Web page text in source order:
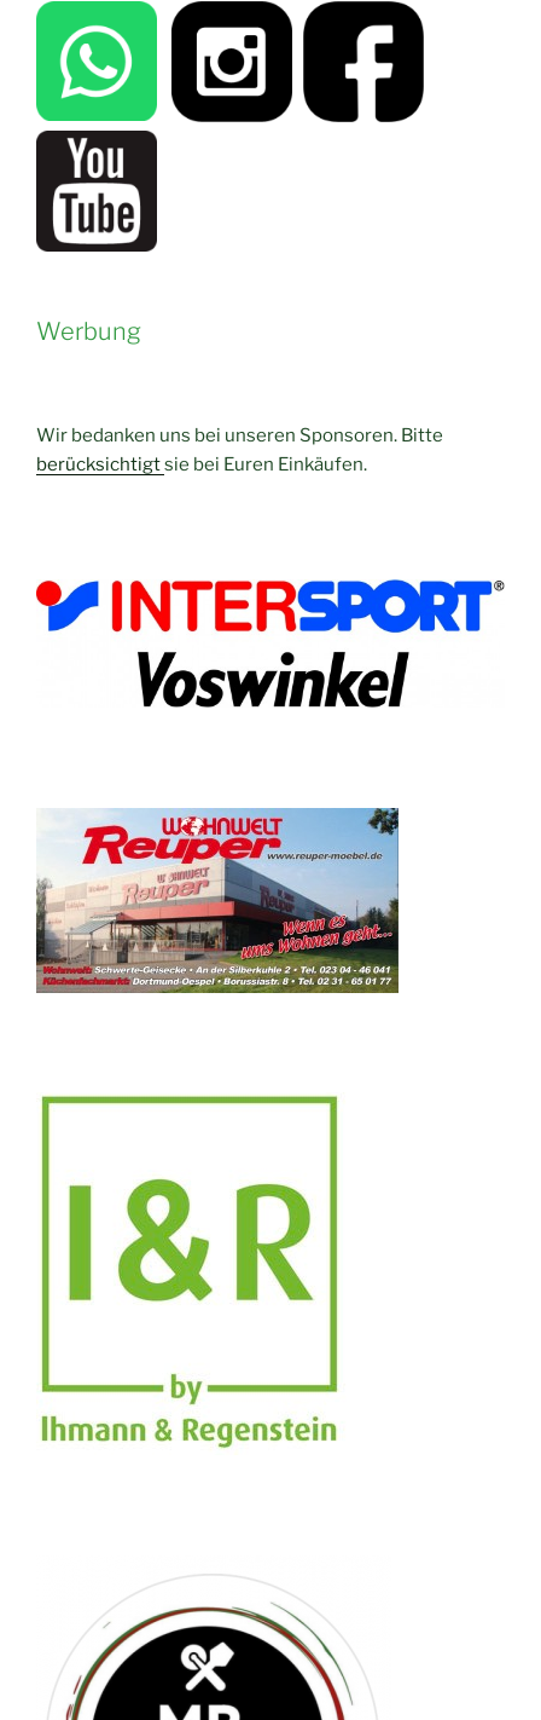
Werbung
Wir bedanken uns bei unseren Sponsoren. Bitte
berücksichtigtsie bei Euren Einkäufen.